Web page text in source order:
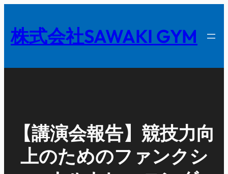
を
キ
株式会社SAWAKI GYM
【講演会報告】競技力向
上のためのファンクシ